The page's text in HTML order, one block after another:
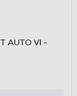
AUTO VI -